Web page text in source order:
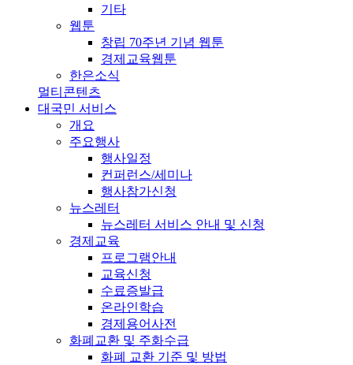
기타
웹툰
창립 70주년 기념 웹툰
경제교육웹툰
한은소식
멀티콘텐츠
대국민 서비스
개요
주요행사
행사일정
컨퍼런스/세미나
행사참가신청
뉴스레터
뉴스레터 서비스 안내 및 신청
경제교육
프로그램안내
교육신청
수료증발급
온라인학습
경제용어사전
화폐교환 및 주화수급
화폐 교환 기준 및 방법